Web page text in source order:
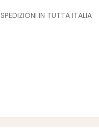
SPEDIZIONI IN TUTTA ITALIA